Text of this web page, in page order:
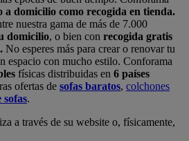
a domicilio como recogida en tienda.
nuestra gama de más de 7.000
domicilio, o bien con recogida gratis
No esperes más para crear o renovar tu
espacio con mucho estilo. Conforama
físicas distribuidas en 6 países
ofertas de sofas baratos, colchones
sofas.
a través de su website o, físicamente,